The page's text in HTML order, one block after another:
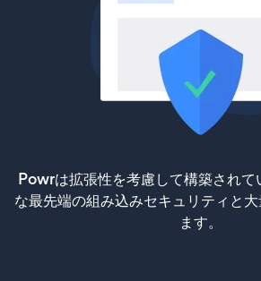
Powrは拡張性を考慮して構築されて
な最先端の組み込みセキュリティと
ます。